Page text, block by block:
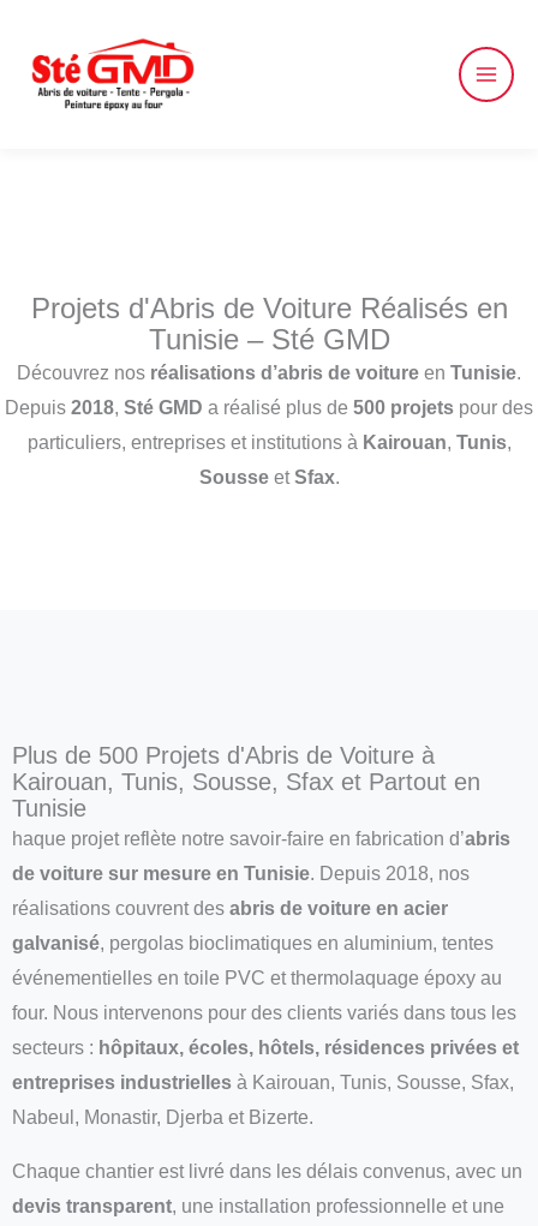
content
Projets d'Abris de Voiture Réalisés en
Tunisie – Sté GMD
Découvrez nos réalisations d’abris de voiture en Tunisie.
Depuis 2018, Sté GMD a réalisé plus de 500 projets pour des
particuliers, entreprises et institutions à Kairouan, Tunis,
SousseetSfax.
Plus de 500 Projets d'Abris de Voiture à
Kairouan, Tunis, Sousse, Sfax et Partout en
Tunisie
haque projet reflète notre savoir-faire en fabrication d’abris
de voiture sur mesure en Tunisie. Depuis 2018, nos
réalisations couvrent des abris de voiture en acier
galvanisé, pergolas bioclimatiques en aluminium, tentes
événementielles en toile PVC et thermolaquage époxy au
four. Nous intervenons pour des clients variés dans tous les
secteurs : hôpitaux, écoles, hôtels, résidences privées et
entreprises industrielles à Kairouan, Tunis, Sousse, Sfax,
Nabeul, Monastir, Djerba et Bizerte.
Chaque chantier est livré dans les délais convenus, avec un
devis transparent, une installation professionnelle et une